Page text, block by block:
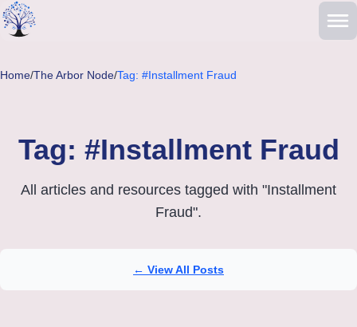
Skip to main content
Home/The Arbor Node/Tag: #Installment Fraud
Tag: #Installment Fraud
All articles and resources tagged with "Installment
Fraud".
← View All Posts